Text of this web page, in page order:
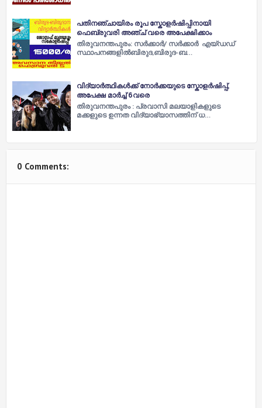
പതിനഞ്ചായിരം രൂപ സ്കോളർഷിപ്പിനായി
ഫെബ്രുവരി അഞ്ച് വരെ അപേക്ഷിക്കാം
തിരുവനന്തപുരം: സർക്കാർ/ സർക്കാർ എയ്ഡഡ്
സ്ഥാപനങ്ങളിൽബിരുദ,ബിരുദ-ബ…
വിദ്യാർത്ഥികൾക്ക് നോർക്കയുടെ സ്കോളർഷിപ്പ്,
അപേക്ഷ മാർച്ച്‌ 6വരെ
തിരുവനന്തപുരം : പ്രവാസി മലയാളികളുടെ
മക്കളുടെ ഉന്നത വിദ്യാഭ്യാസത്തിന് ധ…
0 Comments: